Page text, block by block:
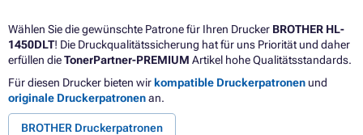
Wählen Sie die gewünschte Patrone für Ihren Drucker BROTHER HL-
1450DLT! Die Druckqualitätssicherung hat für uns Priorität und daher
erfüllen dieTonerPartner-PREMIUM Artikel hohe Qualitätsstandards.
Für diesen Drucker bieten wir kompatible Druckerpatronen und
originale Druckerpatronenan.
BROTHER Druckerpatronen